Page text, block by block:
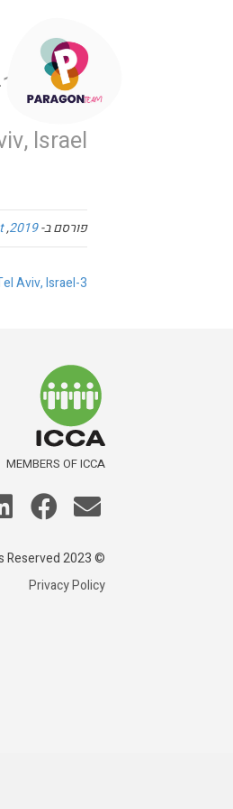
2019
Israel
פורסם ב-2019
,
3-Day Training on "How Can I Use the Polyvagal Theory to Heal Trauma" | 16-18 December, 2019 | Tel Aviv, Israel →
MEMBERS OF ICCA
© 2023 Paragon Team. All Rights Reserved
Privacy Policy